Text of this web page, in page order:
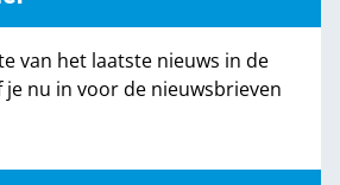
van het laatste nieuws in de
je nu in voor de nieuwsbrieven